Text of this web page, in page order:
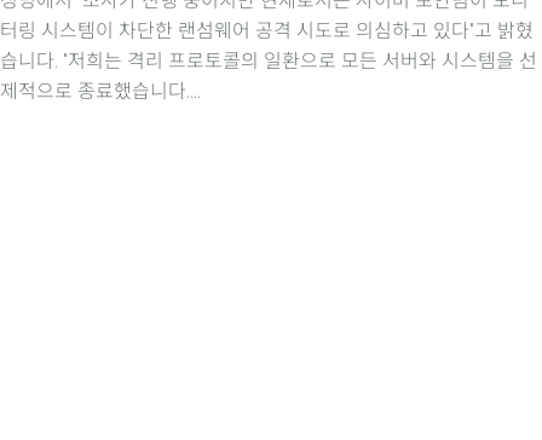
터링 시스템이 차단한 랜섬웨어 공격 시도로 의심하고 있다"고 밝혔
습니다. "저희는 격리 프로토콜의 일환으로 모든 서버와 시스템을 선
제적으로 종료했습니다....